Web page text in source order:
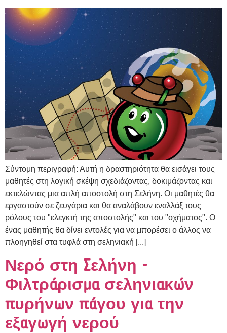
Σύντομη περιγραφή: Αυτή η δραστηριότητα θα εισάγει τους
μαθητές στη λογική σκέψη σχεδιάζοντας, δοκιμάζοντας και
εκτελώντας μια απλή αποστολή στη Σελήνη. Οι μαθητές θα
εργαστούν σε ζευγάρια και θα αναλάβουν εναλλάξ τους
ρόλους του "ελεγκτή της αποστολής" και του "οχήματος". Ο
ένας μαθητής θα δίνει εντολές για να μπορέσει ο άλλος να
πλοηγηθεί στα τυφλά στη σεληνιακή [...]
Νερό στη Σελήνη -
Φιλτράρισμα σεληνιακών
πυρήνων πάγου για την
εξαγωγή νερού